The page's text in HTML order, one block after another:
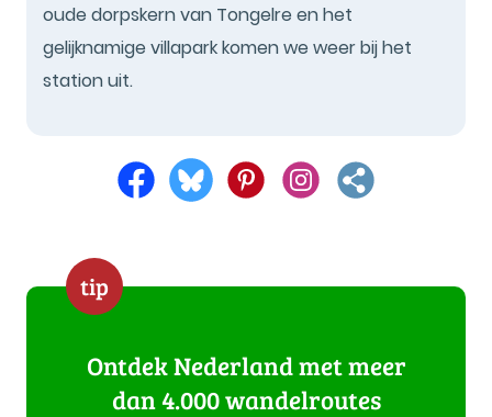
oude dorpskern van Tongelre en het
gelijknamige villapark komen we weer bij het
station uit.
tip
Ontdek Nederland met meer
dan 4.000 wandelroutes